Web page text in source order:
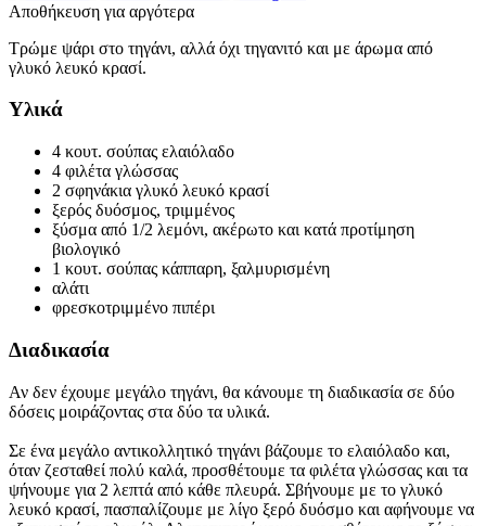
Αποθήκευση για αργότερα
Τρώμε ψάρι στο τηγάνι, αλλά όχι τηγανιτό και με άρωμα από
γλυκό λευκό κρασί.
Υλικά
4 κουτ. σούπας ελαιόλαδο
4 φιλέτα γλώσσας
2 σφηνάκια γλυκό λευκό κρασί
ξερός δυόσμος, τριμμένος
ξύσμα από 1/2 λεμόνι, ακέρωτο και κατά προτίμηση
βιολογικό
1 κουτ. σούπας κάππαρη, ξαλμυρισμένη
αλάτι
φρεσκοτριμμένο πιπέρι
Διαδικασία
Αν δεν έχουμε μεγάλο τηγάνι, θα κάνουμε τη διαδικασία σε δύο
δόσεις μοιράζοντας στα δύο τα υλικά.
Σε ένα μεγάλο αντικολλητικό τηγάνι βάζουμε το ελαιόλαδο και,
όταν ζεσταθεί πολύ καλά, προσθέτουμε τα φιλέτα γλώσσας και τα
ψήνουμε για 2 λεπτά από κάθε πλευρά. Σβήνουμε με το γλυκό
λευκό κρασί, πασπαλίζουμε με λίγο ξερό δυόσμο και αφήνουμε να